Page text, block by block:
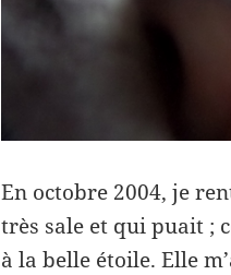
En octobre 2004, je
très sale et qui puait ;
à la belle étoile. Elle